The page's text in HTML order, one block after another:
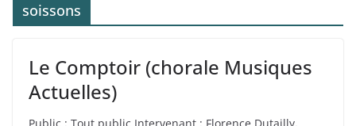
soissons
Le Comptoir (chorale Musiques
Actuelles)